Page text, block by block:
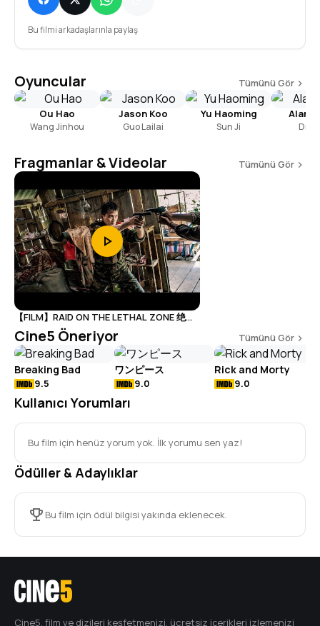
Bu filmi arkadaşlarınla paylaş
Oyuncular Tümünü Gör
Ou Hao
Wang Jinhou
Jason Koo
Guo Lailai
Yu Haoming
Sun Ji
Alan
Fragmanlar & Videolar Tümünü Gör
【FILM】RAID ON THE LETHAL ZONE 绝地
追击 TRAILER 1
Cine5 Öneriyor Tümünü Gör
Breaking Bad
9.5
ワンピース
9.0
Rick and Morty
9.0
Kullanıcı Yorumları
Bu film için henüz yorum yok. İlk yorumu sen yaz!
Ödüller & Adaylıklar
Bu film için ödül bilgisi yakında eklenecek.
Cine5, film ve dizileri keşfetmenizi, ücretsiz içerikleri izlemenizi